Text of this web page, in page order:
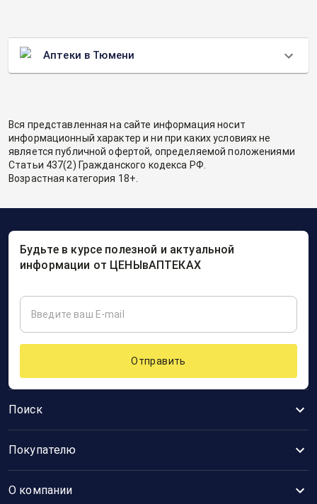
Аптеки в Тюмени
Вся представленная на сайте информация носит
информационный характер и ни при каких условиях не
является публичной офертой, определяемой положениями
Статьи 437(2) Гражданского кодекса РФ.
Возрастная категория 18+.
Поиск
Покупателю
О компании
Будьте в курсе полезной и актуальной
информации от ЦЕНЫвАПТЕКАХ
Отправить